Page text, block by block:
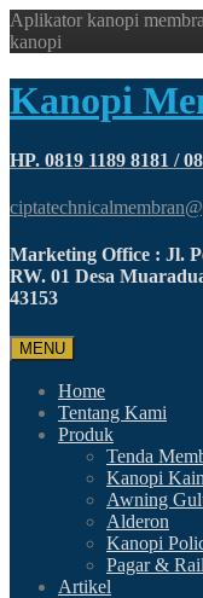
Aplikator kanopi
kanopi
Kanopi
HP. 0819 1189 8181 /
Marketing Office : Jl.
RW. 01 Desa
43153
MENU
Home
Tentang Kami
Produk
Tenda
Kanopi Kain
Awning
Alderon
Kanopi
Pagar &
Artikel